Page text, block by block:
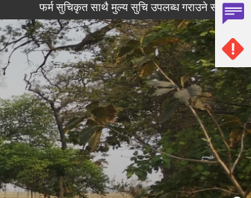
फर्म सुचिकृत साथै मुल्य सुचि उपलब्ध गराउने सम्बन्धमा